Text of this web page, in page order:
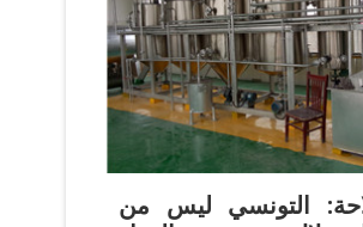
التونسي ليس من